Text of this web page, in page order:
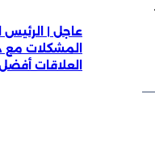
عاجل | الرئيس
المشكلات مع
العلاقات أفضل